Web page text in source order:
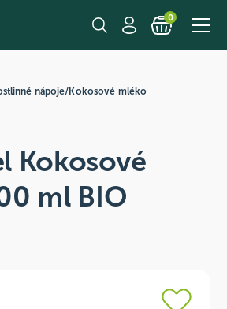
0
nápoje/Kokosové mléko
Kokosové
ml BIO